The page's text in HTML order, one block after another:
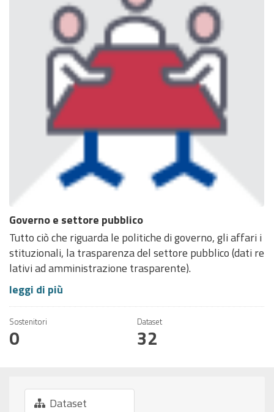
Governo e settore pubblico
Tutto ciò che riguarda le politiche di governo, gli affari i
stituzionali, la trasparenza del settore pubblico (dati re
lativi ad amministrazione trasparente).
leggi di più
Sostenitori
0
Dataset
32
Dataset